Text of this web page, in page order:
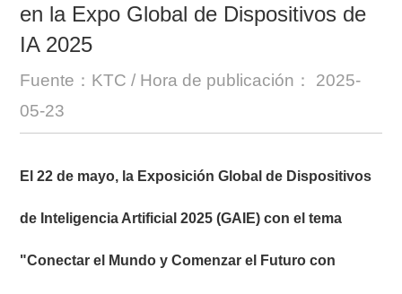
en la Expo Global de Dispositivos de
IA 2025
Fuente：KTC / Hora de publicación： 2025-
05-23
El 22 de mayo, la Exposición Global de Dispositivos
de Inteligencia Artificial 2025 (GAIE) con el tema
"Conectar el Mundo y Comenzar el Futuro con